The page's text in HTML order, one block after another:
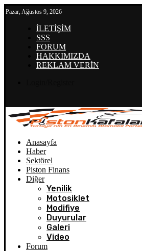
Pazar, Ağustos 9, 2026
İLETİŞİM
SSS
FORUM
HAKKIMIZDA
REKLAM VERİN
Anasayfa
Haber
Sektörel
Piston Finans
Diğer
Yenilik
Motosiklet
Modifiye
Duyurular
Galeri
Video
Forum